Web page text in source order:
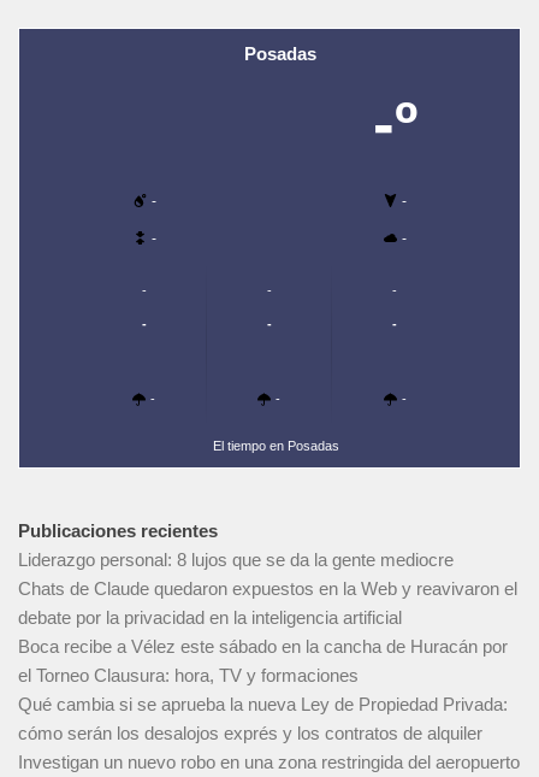
Posadas
-º
- -
- -
-
-
-
-
-
-
-
-
-
El tiempo en Posadas
Publicaciones recientes
Liderazgo personal: 8 lujos que se da la gente mediocre
Chats de Claude quedaron expuestos en la Web y reavivaron el
debate por la privacidad en la inteligencia artificial
Boca recibe a Vélez este sábado en la cancha de Huracán por
el Torneo Clausura: hora, TV y formaciones
Qué cambia si se aprueba la nueva Ley de Propiedad Privada:
cómo serán los desalojos exprés y los contratos de alquiler
Investigan un nuevo robo en una zona restringida del aeropuerto